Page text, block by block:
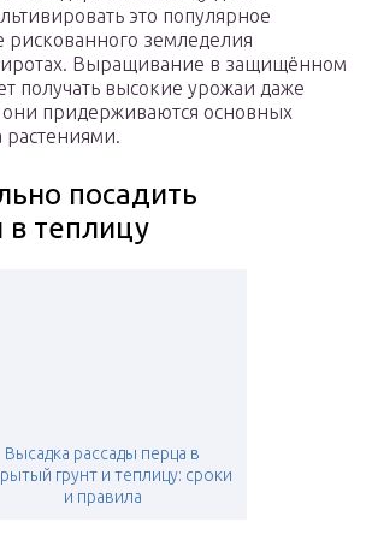
это популярное
рискованного земледелия
Выращивание в защищённом
получать высокие урожаи даже
придерживаются основных
растениями.
посадить
теплицу
Высадка рассады перца в
грунт и теплицу: сроки
и правила